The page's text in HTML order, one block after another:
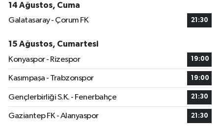
14 Ağustos, Cuma
Galatasaray - Çorum FK
21:30
15 Ağustos, Cumartesi
Konyaspor - Rizespor
19:00
Kasımpaşa - Trabzonspor 19:00
Gençlerbirliği S.K. - Fenerbahçe 21:30
Gaziantep FK - Alanyaspor 21:30